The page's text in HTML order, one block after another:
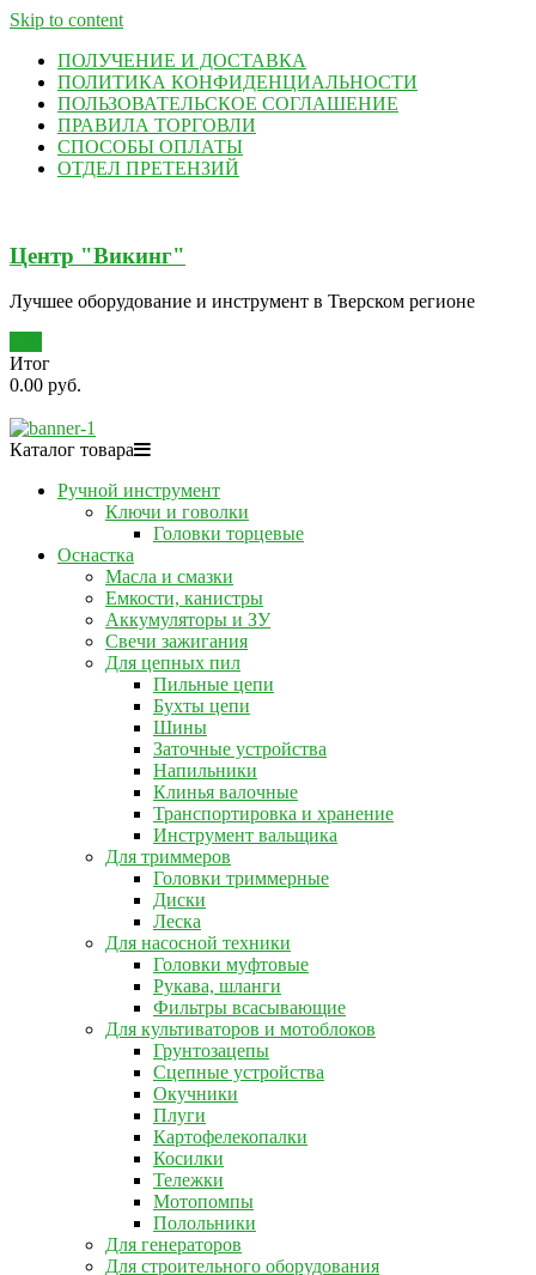
Skip to content
ПОЛУЧЕНИЕ И ДОСТАВКА
ПОЛИТИКА КОНФИДЕНЦИАЛЬНОСТИ
ПОЛЬЗОВАТЕЛЬСКОЕ СОГЛАШЕНИЕ
ПРАВИЛА ТОРГОВЛИ
СПОСОБЫ ОПЛАТЫ
ОТДЕЛ ПРЕТЕНЗИЙ
Центр "Викинг"
Лучшее оборудование и инструмент в Тверском регионе
Итог
0.00 руб.
Каталог товара
Ручной инструмент
Ключи и говолки
Головки торцевые
Оснастка
Масла и смазки
Емкости, канистры
Аккумуляторы и ЗУ
Свечи зажигания
Для цепных пил
Пильные цепи
Бухты цепи
Шины
Заточные устройства
Напильники
Клинья валочные
Транспортировка и хранение
Инструмент вальщика
Для триммеров
Головки триммерные
Диски
Леска
Для насосной техники
Головки муфтовые
Рукава, шланги
Фильтры всасывающие
Для культиваторов и мотоблоков
Грунтозацепы
Сцепные устройства
Окучники
Плуги
Картофелекопалки
Косилки
Тележки
Мотопомпы
Полольники
Для генераторов
Для строительного оборудования